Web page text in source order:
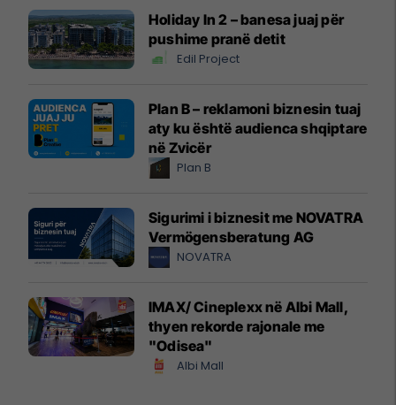
Holiday In 2 – banesa juaj për
pushime pranë detit
Edil Project
Plan B – reklamoni biznesin tuaj
aty ku është audienca shqiptare
në Zvicër
Plan B
Sigurimi i biznesit me NOVATRA
Vermögensberatung AG
NOVATRA
IMAX/ Cineplexx në Albi Mall,
thyen rekorde rajonale me
"Odisea"
Albi Mall